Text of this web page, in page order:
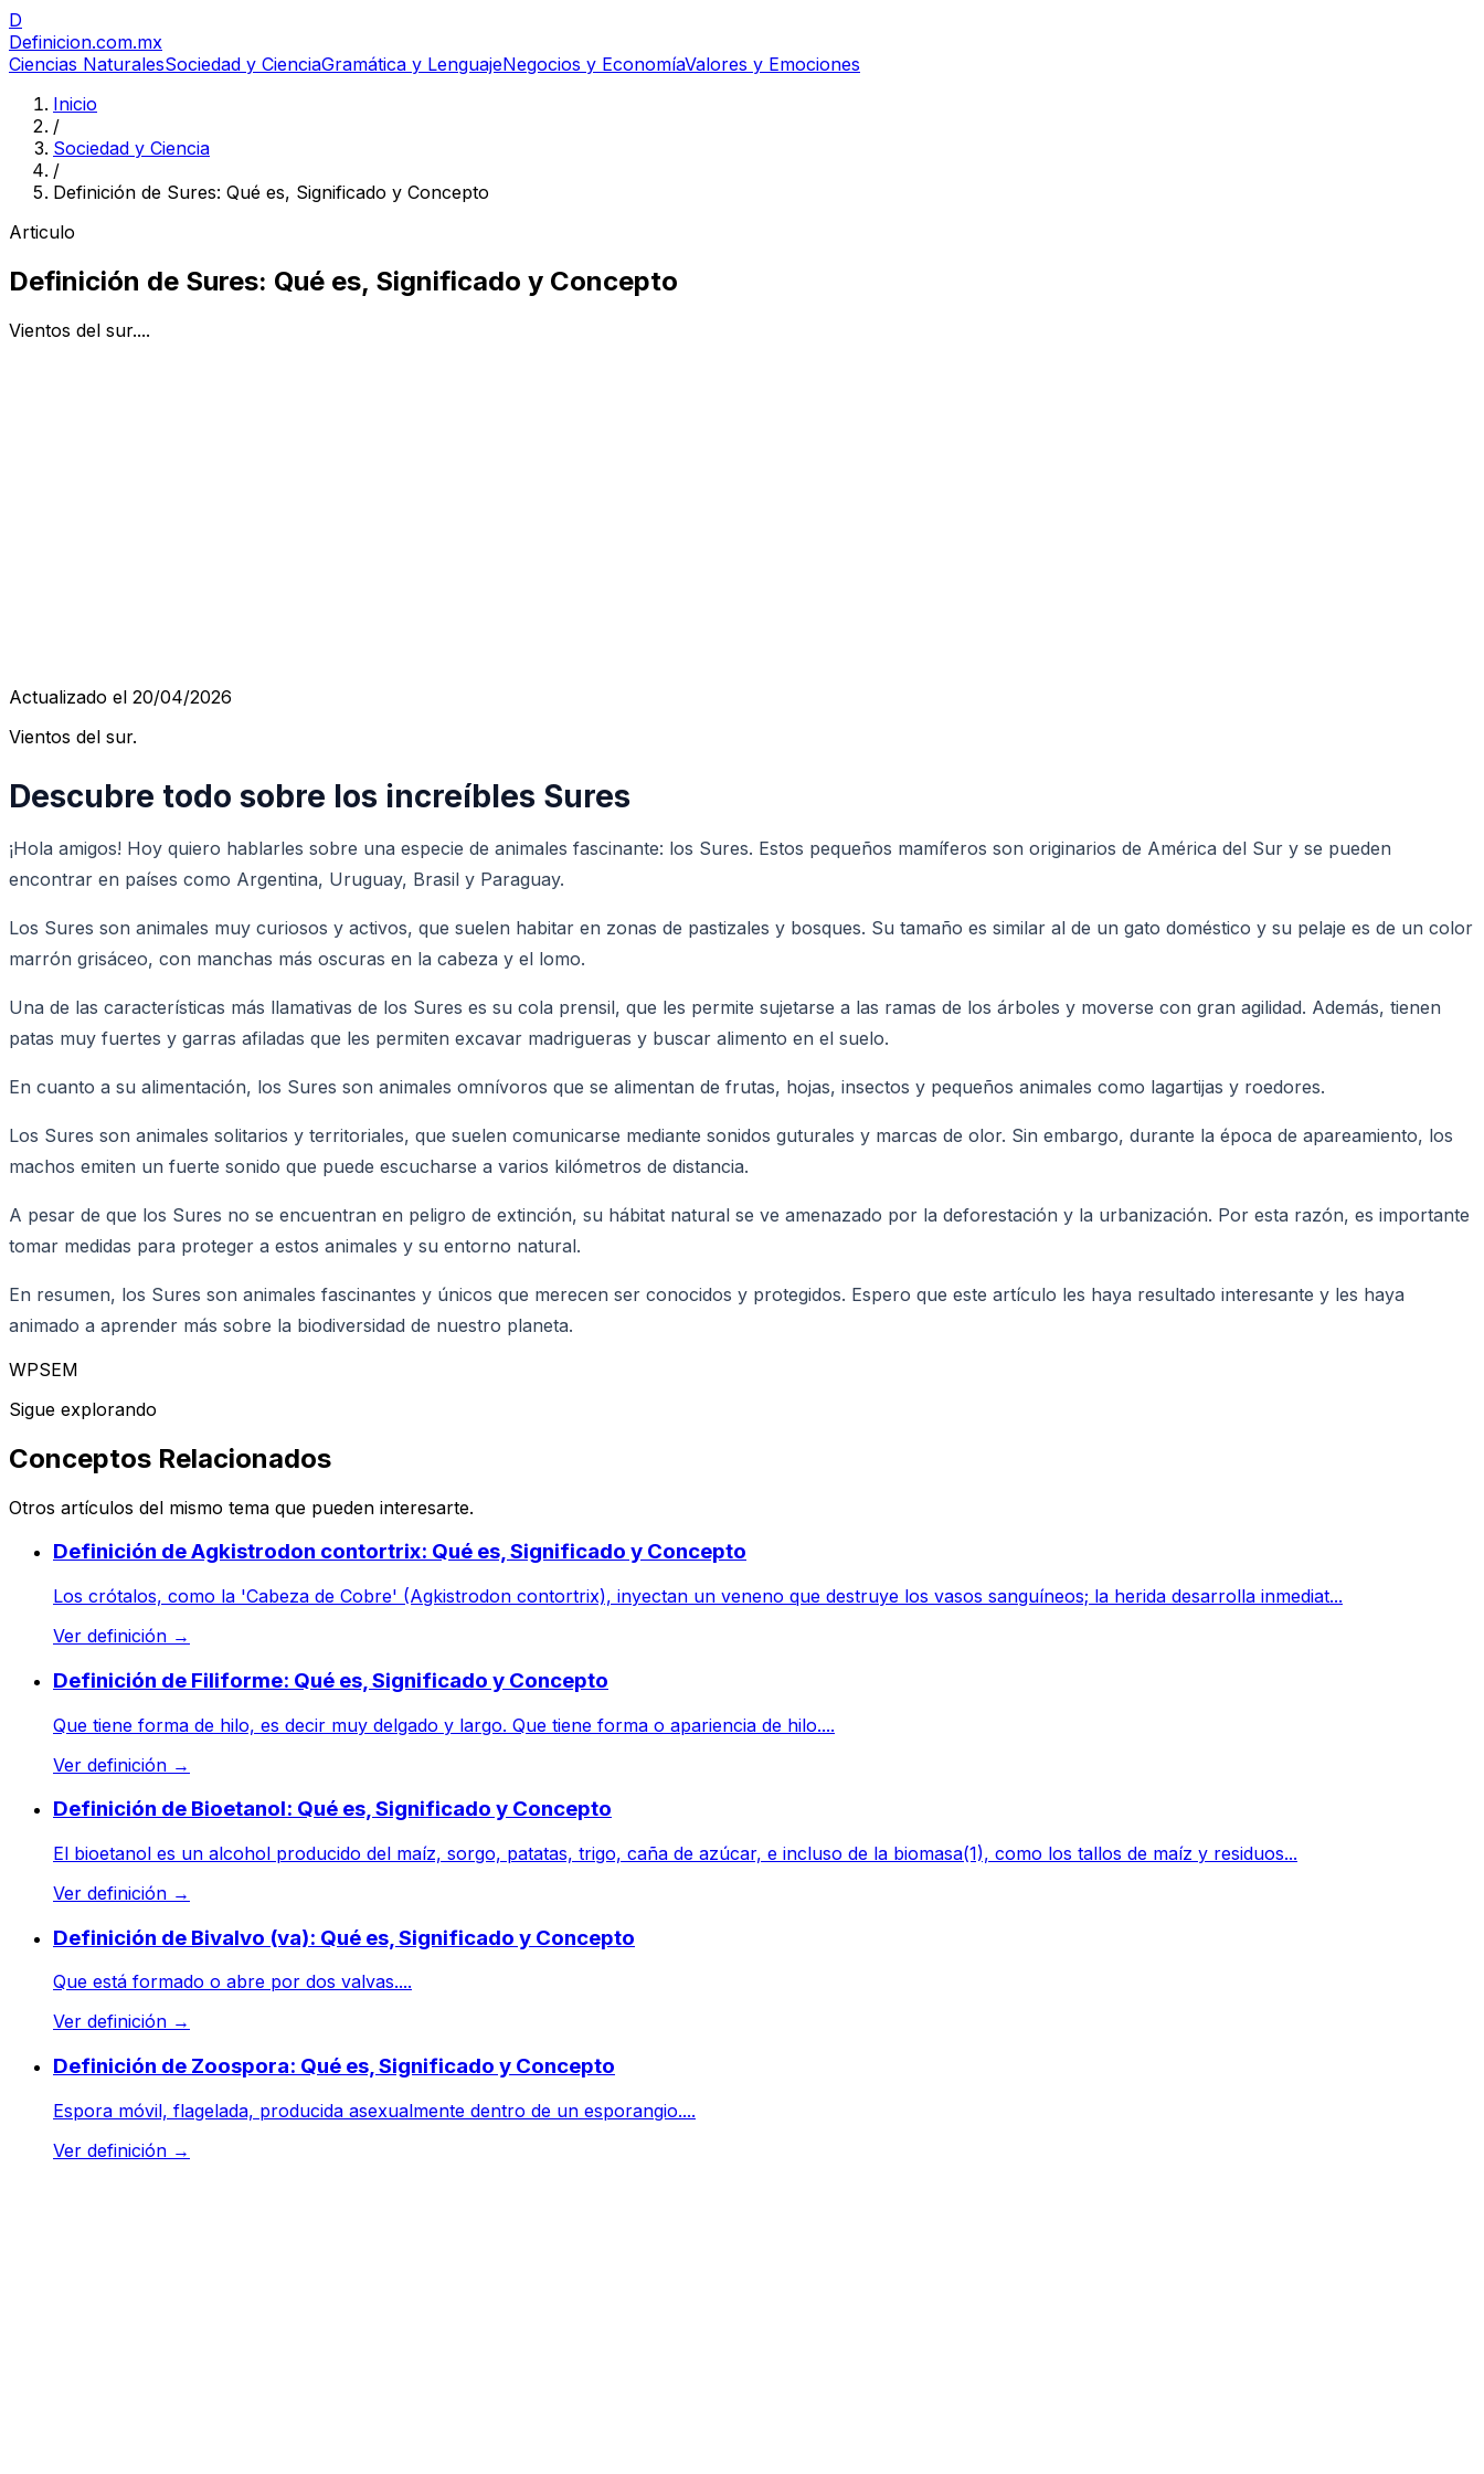
D
Definicion.com.mx
Ciencias NaturalesSociedad y CienciaGramática y LenguajeNegocios y EconomíaValores y Emociones
Inicio
/
Sociedad y Ciencia
/
Definición de Sures: Qué es, Significado y Concepto
Articulo
Definición de Sures: Qué es, Significado y Concepto
Vientos del sur....
Actualizado el 20/04/2026
Vientos del sur.
Descubre todo sobre los increíbles Sures
¡Hola amigos! Hoy quiero hablarles sobre una especie de animales fascinante: los Sures. Estos pequeños mamíferos son originarios de América del Sur y se pueden
encontrar en países como Argentina, Uruguay, Brasil y Paraguay.
Los Sures son animales muy curiosos y activos, que suelen habitar en zonas de pastizales y bosques. Su tamaño es similar al de un gato doméstico y su pelaje es de un color
marrón grisáceo, con manchas más oscuras en la cabeza y el lomo.
Una de las características más llamativas de los Sures es su cola prensil, que les permite sujetarse a las ramas de los árboles y moverse con gran agilidad. Además, tienen
patas muy fuertes y garras afiladas que les permiten excavar madrigueras y buscar alimento en el suelo.
En cuanto a su alimentación, los Sures son animales omnívoros que se alimentan de frutas, hojas, insectos y pequeños animales como lagartijas y roedores.
Los Sures son animales solitarios y territoriales, que suelen comunicarse mediante sonidos guturales y marcas de olor. Sin embargo, durante la época de apareamiento, los
machos emiten un fuerte sonido que puede escucharse a varios kilómetros de distancia.
A pesar de que los Sures no se encuentran en peligro de extinción, su hábitat natural se ve amenazado por la deforestación y la urbanización. Por esta razón, es importante
tomar medidas para proteger a estos animales y su entorno natural.
En resumen, los Sures son animales fascinantes y únicos que merecen ser conocidos y protegidos. Espero que este artículo les haya resultado interesante y les haya
animado a aprender más sobre la biodiversidad de nuestro planeta.
WPSEM
Sigue explorando
Conceptos Relacionados
Otros artículos del mismo tema que pueden interesarte.
Definición de Agkistrodon contortrix: Qué es, Significado y Concepto
Los crótalos, como la 'Cabeza de Cobre' (Agkistrodon contortrix), inyectan un veneno que destruye los vasos sanguíneos; la herida desarrolla inmediat...
Ver definición →
Definición de Filiforme: Qué es, Significado y Concepto
Que tiene forma de hilo, es decir muy delgado y largo. Que tiene forma o apariencia de hilo....
Ver definición →
Definición de Bioetanol: Qué es, Significado y Concepto
El bioetanol es un alcohol producido del maíz, sorgo, patatas, trigo, caña de azúcar, e incluso de la biomasa(1), como los tallos de maíz y residuos...
Ver definición →
Definición de Bivalvo (va): Qué es, Significado y Concepto
Que está formado o abre por dos valvas....
Ver definición →
Definición de Zoospora: Qué es, Significado y Concepto
Espora móvil, flagelada, producida asexualmente dentro de un esporangio....
Ver definición →